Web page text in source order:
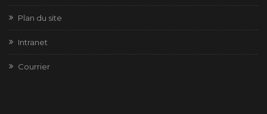
Plan du site
Intranet
Courrier